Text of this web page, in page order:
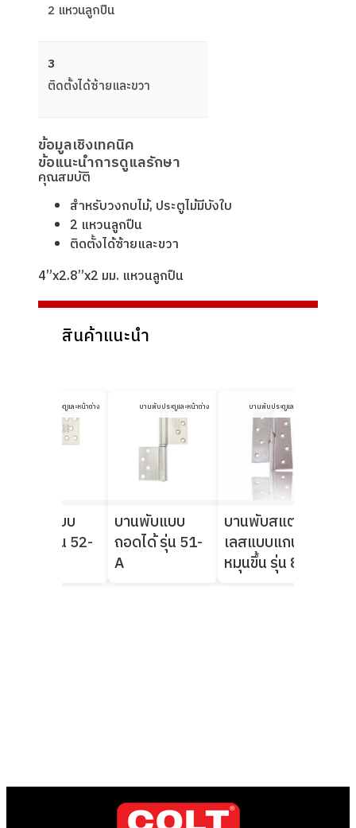
2 แหวนลูกปืน
3
ติดตั้งได้ซ้ายและขวา
ข้อมูลเชิงเทคนิค
ข้อแนะนำการดูแลรักษา
คุณสมบัติ
สำหรับวงกบไม้, ประตูไม้มีบังใบ
2 แหวนลูกปืน
ติดตั้งได้ซ้ายและขวา
4”x2.8”x2 มม. แหวนลูกปืน
สินค้าแนะนำ
บานพับประตูและหน้าต่าง
บานพับแบบ
ถอดได้ รุ่น 52-
บานพับประตูและหน้าต่าง
บานพับแบบ
ถอดได้ รุ่น 51-
A
บานพับประตูและหน้าต่าง
บานพับสแตน
เลสแบบแกน
หมุนขึ้น รุ่น 83